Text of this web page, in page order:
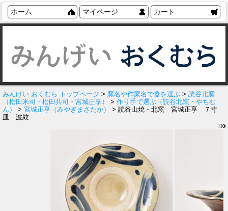
ホーム マイページ カート
みんげい おくむら トップページ > 窯名や作家名で器を選ぶ > 読谷北窯
（松田米司・松田共司・宮城正享）
> 作り手で選ぶ（読谷北窯・やちむ
ん）
> 宮城正享（みやぎまさたか）
> 読谷山焼・北窯 宮城正享 ７寸
皿 波紋